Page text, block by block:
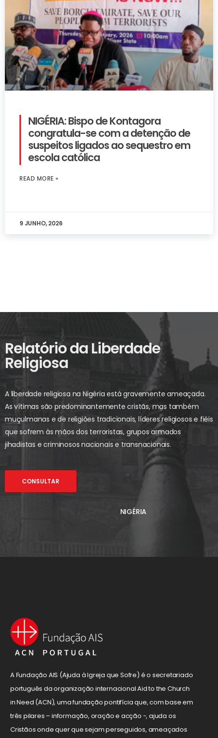
NIGÉRIA: Bispo de Kontagora
congratula-se com a detenção de
suspeitos ligados ao sequestro em
escola católica
READ MORE »
9 JUNHO, 2026
Relatório da Liberdade
Religiosa
A liberdade religiosa na Nigéria está gravemente ameaçada.
As vítimas são predominantemente cristãs, mas também
muçulmanas e de religiões tradicionais, líderes religiosos e fiéis
que sofrem às mãos dos terroristas, grupos armados
jihadistas e criminosos nacionais e transnacionais.
CONSULTAR
NIGÉRIA
A Fundação AIS (Ajuda à Igreja que Sofre) é o secretariado
português da organização internacional Aid to the Church
in Need (ACN), uma fundação pontifícia que, com base em
três pilares – informação, oração e acção -, ajuda os
Cristãos onde quer que sejam perseguidos, ameaçados